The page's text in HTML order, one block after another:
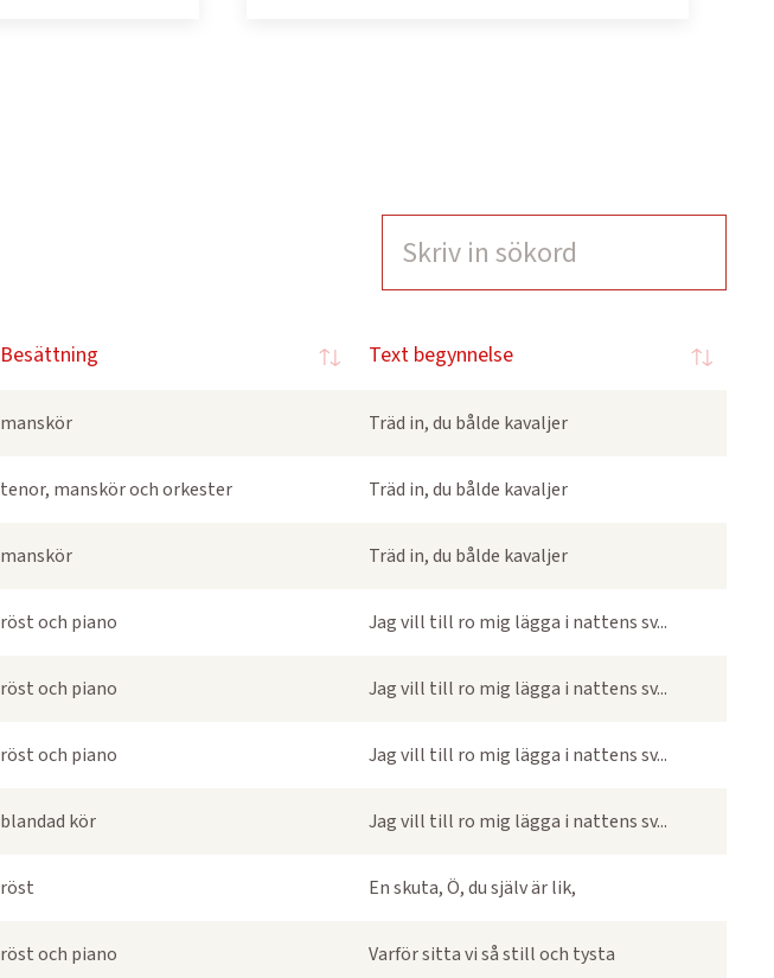
Besättning Text begynnelse
manskör Träd in, du bålde kavaljer
tenor, manskör och orkester Träd in, du bålde kavaljer
manskör Träd in, du bålde kavaljer
röst och piano Jag vill till ro mig lägga i nattens sv...
röst och piano Jag vill till ro mig lägga i nattens sv...
röst och piano Jag vill till ro mig lägga i nattens sv...
blandad kör Jag vill till ro mig lägga i nattens sv...
röst En skuta, Ö, du själv är lik,
röst och piano Varför sitta vi så still och tysta